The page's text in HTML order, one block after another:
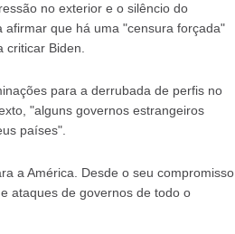
no exterior e o silêncio do
afirmar que há uma "censura forçada"
criticar Biden.
para a derrubada de perfis no
"alguns governos estrangeiros
países".
a América. Desde o seu compromisso
ataques de governos de todo o